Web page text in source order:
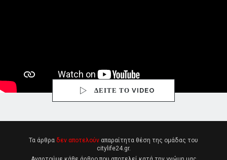
ΔΕΙΤΕ ΤΟ VIDEO
Τα άρθρα δεν αποτελούν απαραίτητα θέση της ομάδας του
citylife24.gr.